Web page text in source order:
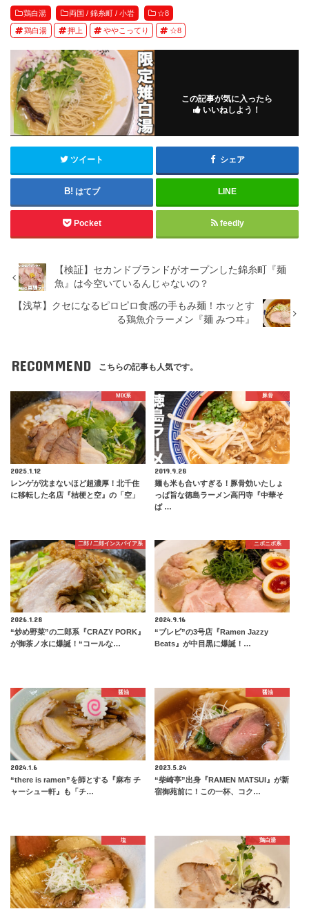
鶏白湯 両国 / 錦糸町 / 小岩 ☆8
鶏白湯 押上 ややこってり ☆8
この記事が気に入ったら
いいねしよう！
ツイート シェア
はてブ LINE
Pocket feedly
【検証】セカンドブランドがオープンした錦糸町『麺
魚』は今空いているんじゃないの？
【浅草】クセになるピロピロ食感の手もみ麺！ホッとす
る鶏魚介ラーメン『麺 みつヰ』
RECOMMEND こちらの記事も人気です。
MIX系
2025.1.12
レンゲが沈まないほど超濃厚！北千住
に移転した名店『桔梗と空』の「空」
豚骨
2019.9.28
麺も米も合いすぎる！豚骨効いたしょ
っぱ旨な徳島ラーメン高円寺『中華そ
ば …
二郎 / 二郎インスパイア系
2026.1.28
“炒め野菜”の二郎系『CRAZY PORK』
が御茶ノ水に爆誕！“コールな…
ニボニボ系
2024.9.16
“ブレビ”の3号店『Ramen Jazzy
Beats』が中目黒に爆誕！…
醤油
2024.1.6
“there is ramen”を師とする『麻布 チ
ャーシュー軒』も「チ…
醤油
2023.5.24
“柴崎亭”出身『RAMEN MATSUI』が新
宿御苑前に！この一杯、コク…
塩 鶏白湯